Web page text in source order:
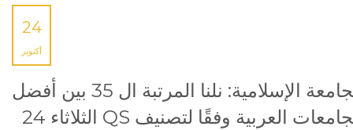
24
أكتوبر
الجامعة الإسلامية: نلنا المرتبة ال 35 بين أفضل
الجامعات العربية وفقًا لتصنيف QS الثلاثاء 24